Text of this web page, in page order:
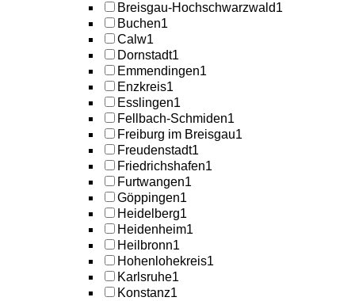
Breisgau-Hochschwarzwald1
Buchen1
Calw1
Dornstadt1
Emmendingen1
Enzkreis1
Esslingen1
Fellbach-Schmiden1
Freiburg im Breisgau1
Freudenstadt1
Friedrichshafen1
Furtwangen1
Göppingen1
Heidelberg1
Heidenheim1
Heilbronn1
Hohenlohekreis1
Karlsruhe1
Konstanz1